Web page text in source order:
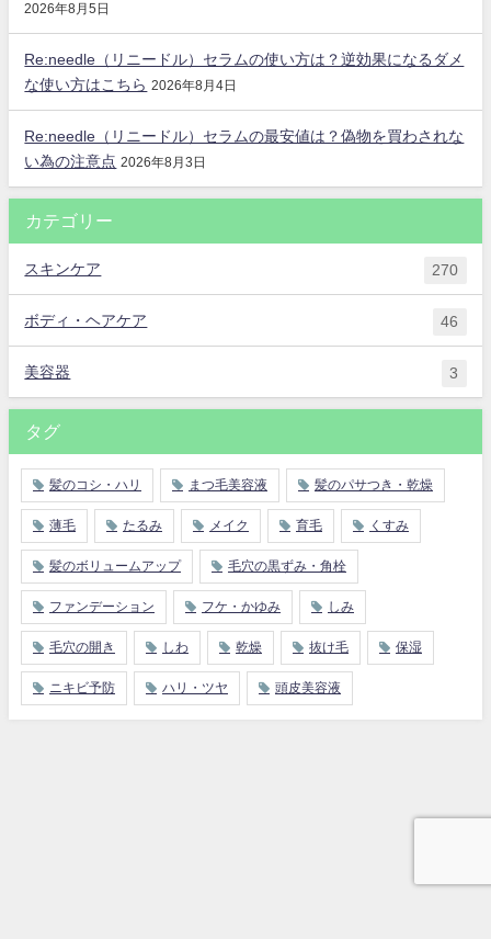
2026年8月5日
Re:needle（リニードル）セラムの使い方は？逆効果になるダメ
な使い方はこちら 2026年8月4日
Re:needle（リニードル）セラムの最安値は？偽物を買わされな
い為の注意点 2026年8月3日
カテゴリー
スキンケア 270
ボディ・ヘアケア 46
美容器 3
タグ
髪のコシ・ハリ まつ毛美容液 髪のパサつき・乾燥
薄毛 たるみ メイク 育毛 くすみ
髪のボリュームアップ 毛穴の黒ずみ・角栓
ファンデーション フケ・かゆみ しみ
毛穴の開き しわ 乾燥 抜け毛 保湿
ニキビ予防 ハリ・ツヤ 頭皮美容液